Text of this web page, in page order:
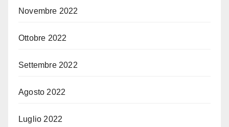
Novembre 2022
Ottobre 2022
Settembre 2022
Agosto 2022
Luglio 2022